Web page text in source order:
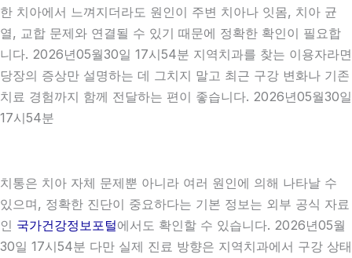
한 치아에서 느껴지더라도 원인이 주변 치아나 잇몸, 치아 균
열, 교합 문제와 연결될 수 있기 때문에 정확한 확인이 필요합
니다. 2026년05월30일 17시54분 지역치과를 찾는 이용자라면
당장의 증상만 설명하는 데 그치지 말고 최근 구강 변화나 기존
치료 경험까지 함께 전달하는 편이 좋습니다. 2026년05월30일
17시54분
치통은 치아 자체 문제뿐 아니라 여러 원인에 의해 나타날 수
있으며, 정확한 진단이 중요하다는 기본 정보는 외부 공식 자료
인 국가건강정보포털에서도 확인할 수 있습니다. 2026년05월
30일 17시54분 다만 실제 진료 방향은 지역치과에서 구강 상태